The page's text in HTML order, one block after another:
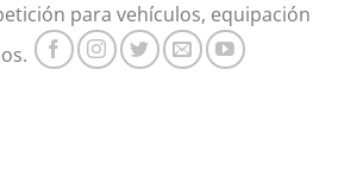
para vehículos, equipación